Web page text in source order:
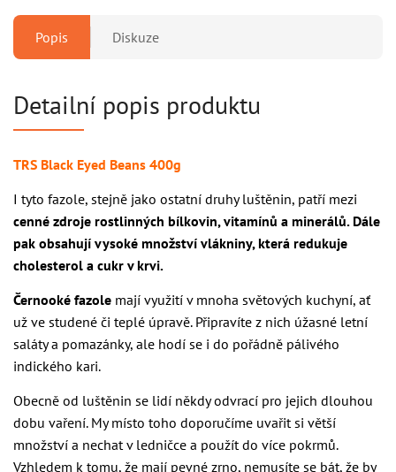
Popis Diskuze
Detailní popis produktu
TRS Black Eyed Beans 400g
I tyto fazole, stejně jako ostatní druhy luštěnin, patří mezi
cenné zdroje rostlinných bílkovin, vitamínů a minerálů. Dále
pak obsahují vysoké množství vlákniny, která redukuje
cholesterol a cukr v krvi.
Černooké fazole mají využití v mnoha světových kuchyní, ať
už ve studené či teplé úpravě. Připravíte z nich úžasné letní
saláty a pomazánky, ale hodí se i do pořádně pálivého
indického kari.
Obecně od luštěnin se lidí někdy odvrací pro jejich dlouhou
dobu vaření. My místo toho doporučíme uvařit si větší
množství a nechat v ledničce a použít do více pokrmů.
Vzhledem k tomu, že mají pevné zrno, nemusíte se bát, že by